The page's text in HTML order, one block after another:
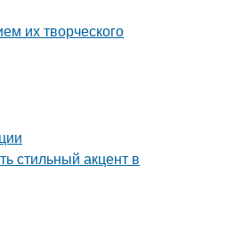
их творческого
стильный акцент в